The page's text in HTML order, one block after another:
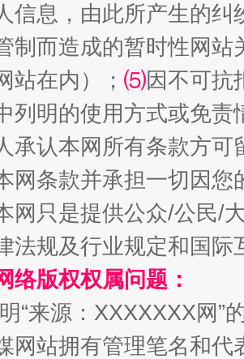
球赛在茂县开幕 规模
技园优化重塑工作
信息，由此所产生的纠
制而造成的暂时性网
站在内）； ⑸因不可抗
列明的使用方式或免责
承认本网所有条款方
网条款并承担一切因
网只是提供公众/公民/
法规及行业规定和国
络版权权属问题：
“来源：XXXXXXX网”
网站拥有管理笔名和